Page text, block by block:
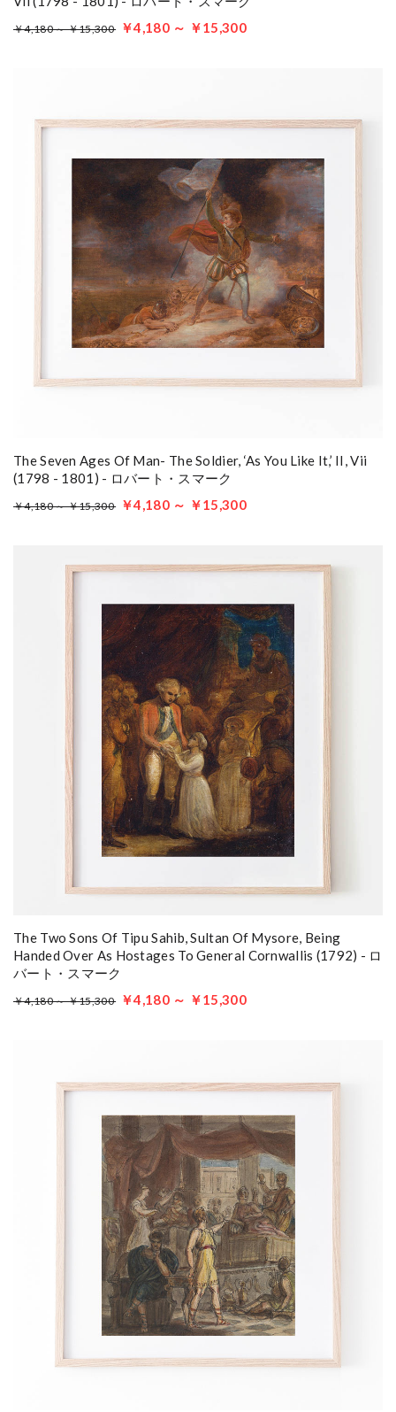
￥4,180 ～ ￥15,300 ￥4,180 ～ ￥15,300
The Seven Ages Of Man- The Soldier, ‘As You Like It,’ II, Vii
(1798 - 1801) - ロバート・スマーク
￥4,180 ～ ￥15,300 ￥4,180 ～ ￥15,300
The Two Sons Of Tipu Sahib, Sultan Of Mysore, Being
Handed Over As Hostages To General Cornwallis (1792) - ロ
バート・スマーク
￥4,180 ～ ￥15,300 ￥4,180 ～ ￥15,300